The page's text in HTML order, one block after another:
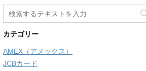
カテゴリー
AMEX（アメックス）
JCBカード